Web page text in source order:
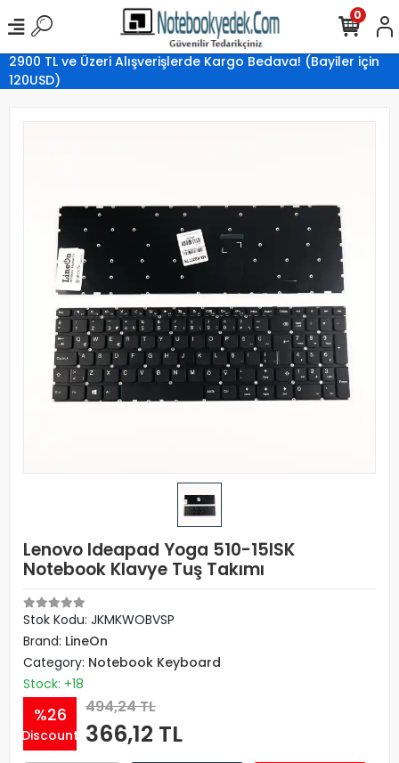
2900 TL ve Üzeri Alışverişlerde Kargo Bedava! (Bayiler için
120USD)
0
Lenovo Ideapad Yoga 510-15ISK
Notebook Klavye Tuş Takımı
Stok Kodu: JKMKWOBVSP
Brand: LineOn
Category: Notebook Keyboard
Stock: +18
%26
Discount
494,24 TL
366,12 TL